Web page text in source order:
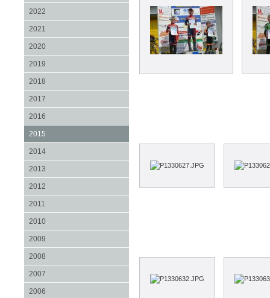
2022
2021
2020
2019
2018
2017
2016
2015
2014
2013
2012
2011
2010
2009
2008
2007
2006